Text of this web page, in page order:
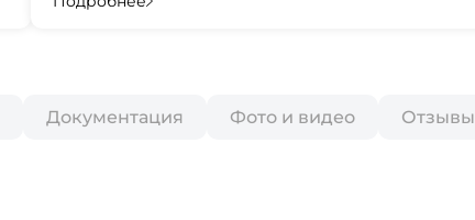
Документация Фото и видео Отзывы